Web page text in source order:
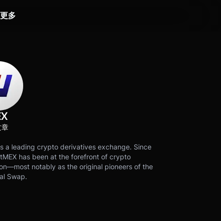
更多
a leading crypto derivatives exchange. Since
has been at the forefront of crypto
notably as the original pioneers of the
Swap.